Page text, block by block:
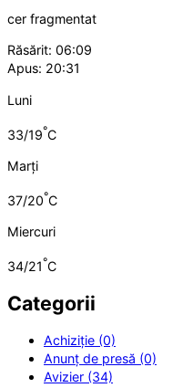
cer fragmentat
Răsărit: 06:09
Apus: 20:31
Luni
33/19°C
Marți
37/20°C
Miercuri
34/21°C
Categorii
Achiziție (0)
Anunț de presă (0)
Avizier (34)